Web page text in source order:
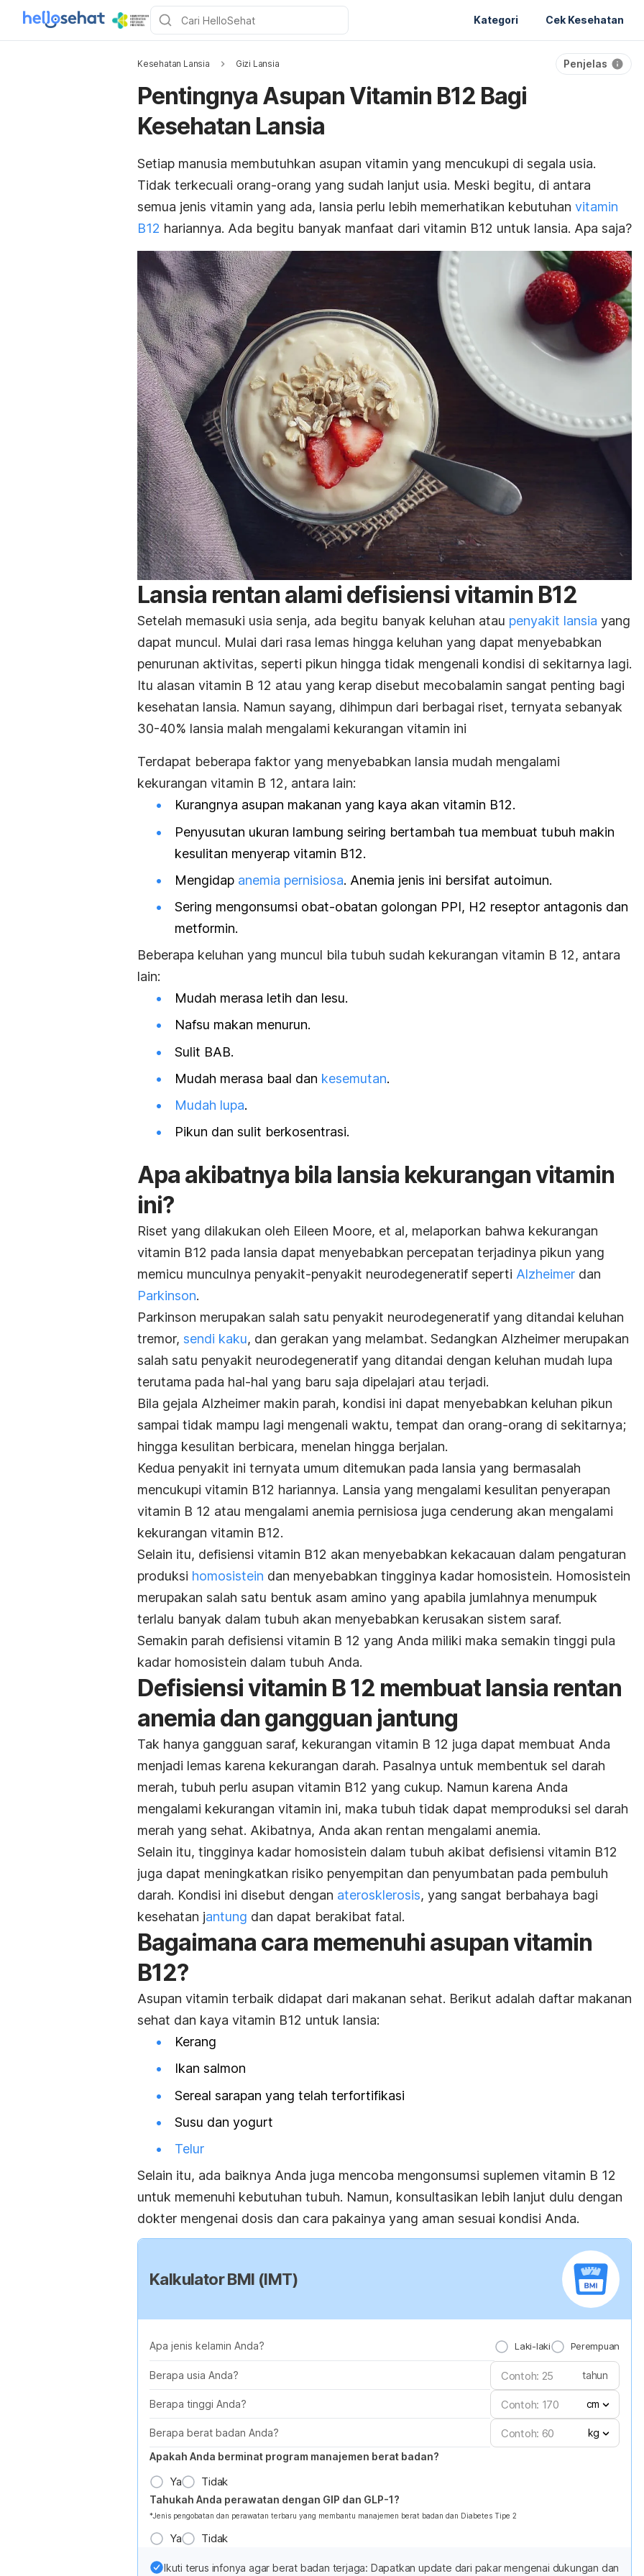
Kategori Cek Kesehatan
Kesehatan Lansia Gizi Lansia Penjelas
Pentingnya Asupan Vitamin B12 Bagi
Kesehatan Lansia
Setiap manusia membutuhkan asupan vitamin yang mencukupi di segala usia.
Tidak terkecuali orang-orang yang sudah lanjut usia. Meski begitu, di antara
semua jenis vitamin yang ada, lansia perlu lebih memerhatikan kebutuhan vitamin
B12 hariannya. Ada begitu banyak manfaat dari vitamin B12 untuk lansia. Apa saja?
Lansia rentan alami defisiensi vitamin B12
Setelah memasuki usia senja, ada begitu banyak keluhan atau penyakit lansia yang
dapat muncul. Mulai dari rasa lemas hingga keluhan yang dapat menyebabkan
penurunan aktivitas, seperti pikun hingga tidak mengenali kondisi di sekitarnya lagi.
Itu alasan vitamin B 12 atau yang kerap disebut mecobalamin sangat penting bagi
kesehatan lansia. Namun sayang, dihimpun dari berbagai riset, ternyata sebanyak
30-40% lansia malah mengalami kekurangan vitamin ini
Terdapat beberapa faktor yang menyebabkan lansia mudah mengalami
kekurangan vitamin B 12, antara lain:
Kurangnya asupan makanan yang kaya akan vitamin B12.
Penyusutan ukuran lambung seiring bertambah tua membuat tubuh makin
kesulitan menyerap vitamin B12.
Mengidap anemia pernisiosa. Anemia jenis ini bersifat autoimun.
Sering mengonsumsi obat-obatan golongan PPI, H2 reseptor antagonis dan
metformin.
Beberapa keluhan yang muncul bila tubuh sudah kekurangan vitamin B 12, antara
lain:
Mudah merasa letih dan lesu.
Nafsu makan menurun.
Sulit BAB.
Mudah merasa baal dan kesemutan.
Mudah lupa.
Pikun dan sulit berkosentrasi.
Apa akibatnya bila lansia kekurangan vitamin
ini?
Riset yang dilakukan oleh Eileen Moore, et al, melaporkan bahwa kekurangan
vitamin B12 pada lansia dapat menyebabkan percepatan terjadinya pikun yang
memicu munculnya penyakit-penyakit neurodegeneratif seperti Alzheimer dan
Parkinson.
Parkinson merupakan salah satu penyakit neurodegeneratif yang ditandai keluhan
tremor, sendi kaku, dan gerakan yang melambat. Sedangkan Alzheimer merupakan
salah satu penyakit neurodegeneratif yang ditandai dengan keluhan mudah lupa
terutama pada hal-hal yang baru saja dipelajari atau terjadi.
Bila gejala Alzheimer makin parah, kondisi ini dapat menyebabkan keluhan pikun
sampai tidak mampu lagi mengenali waktu, tempat dan orang-orang di sekitarnya;
hingga kesulitan berbicara, menelan hingga berjalan.
Kedua penyakit ini ternyata umum ditemukan pada lansia yang bermasalah
mencukupi vitamin B12 hariannya. Lansia yang mengalami kesulitan penyerapan
vitamin B 12 atau mengalami anemia pernisiosa juga cenderung akan mengalami
kekurangan vitamin B12.
Selain itu, defisiensi vitamin B12 akan menyebabkan kekacauan dalam pengaturan
produksi homosistein dan menyebabkan tingginya kadar homosistein. Homosistein
merupakan salah satu bentuk asam amino yang apabila jumlahnya menumpuk
terlalu banyak dalam tubuh akan menyebabkan kerusakan sistem saraf.
Semakin parah defisiensi vitamin B 12 yang Anda miliki maka semakin tinggi pula
kadar homosistein dalam tubuh Anda.
Defisiensi vitamin B 12 membuat lansia rentan
anemia dan gangguan jantung
Tak hanya gangguan saraf, kekurangan vitamin B 12 juga dapat membuat Anda
menjadi lemas karena kekurangan darah. Pasalnya untuk membentuk sel darah
merah, tubuh perlu asupan vitamin B12 yang cukup. Namun karena Anda
mengalami kekurangan vitamin ini, maka tubuh tidak dapat memproduksi sel darah
merah yang sehat. Akibatnya, Anda akan rentan mengalami anemia.
Selain itu, tingginya kadar homosistein dalam tubuh akibat defisiensi vitamin B12
juga dapat meningkatkan risiko penyempitan dan penyumbatan pada pembuluh
darah. Kondisi ini disebut dengan aterosklerosis, yang sangat berbahaya bagi
kesehatan jantung dan dapat berakibat fatal.
Bagaimana cara memenuhi asupan vitamin
B12?
Asupan vitamin terbaik didapat dari makanan sehat. Berikut adalah daftar makanan
sehat dan kaya vitamin B12 untuk lansia:
Kerang
Ikan salmon
Sereal sarapan yang telah terfortifikasi
Susu dan yogurt
Telur
Selain itu, ada baiknya Anda juga mencoba mengonsumsi suplemen vitamin B 12
untuk memenuhi kebutuhan tubuh. Namun, konsultasikan lebih lanjut dulu dengan
dokter mengenai dosis dan cara pakainya yang aman sesuai kondisi Anda.
Kalkulator BMI (IMT)
Apa jenis kelamin Anda? Laki-laki Perempuan
Berapa usia Anda? tahun
Berapa tinggi Anda? cm
Berapa berat badan Anda?
kg
Apakah Anda berminat program manajemen berat badan?
Ya Tidak
Tahukah Anda perawatan dengan GIP dan GLP-1?
*Jenis pengobatan dan perawatan terbaru yang membantu manajemen berat badan dan Diabetes Tipe 2
Ya Tidak
Ikuti terus infonya agar berat badan terjaga: Dapatkan update dari pakar mengenai dukungan dan